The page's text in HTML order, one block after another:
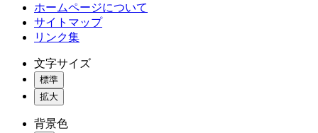
ホームページについて
サイトマップ
リンク集
文字サイズ
標準
拡大
背景色